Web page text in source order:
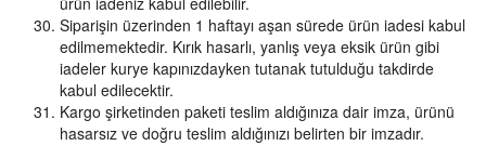
Siparişin üzerinden 1 haftayı aşan sürede ürün iadesi kabul
edilmemektedir. Kırık hasarlı, yanlış veya eksik ürün gibi
iadeler kurye kapınızdayken tutanak tutulduğu takdirde
kabul edilecektir.
Kargo şirketinden paketi teslim aldığınıza dair imza, ürünü
hasarsız ve doğru teslim aldığınızı belirten bir imzadır.